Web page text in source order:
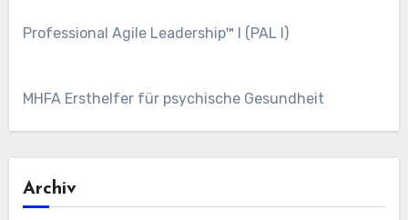
Professional Agile Leadership™ I (PAL I)
MHFA Ersthelfer für psychische Gesundheit
Archiv